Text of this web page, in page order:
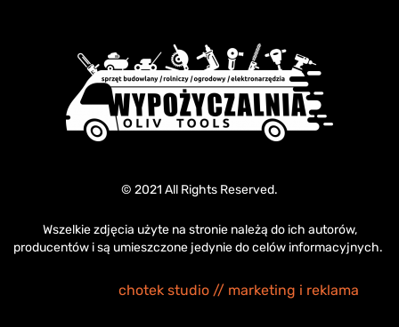
© 2021 All Rights Reserved.
Wszelkie zdjęcia użyte na stronie należą do ich autorów,
producentów i są umieszczone jedynie do celów informacyjnych.
chotek studio // marketing i reklama